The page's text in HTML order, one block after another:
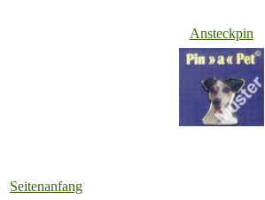
Ansteckpin
Seitenanfang